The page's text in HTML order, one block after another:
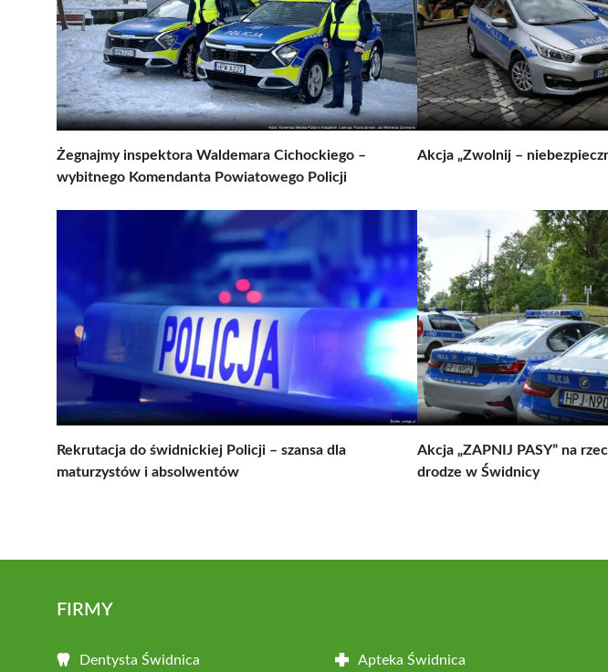
Żegnajmy inspektora Waldemara Cichockiego –
wybitnego Komendanta Powiatowego Policji
Akcja „Zwolnij –
Rekrutacja do świdnickiej Policji – szansa dla
maturzystów i absolwentów
Akcja „ZAPNIJ PASY” na
drodze w Świdnicy
FIRMY
Dentysta Świdnica Apteka Świdnica